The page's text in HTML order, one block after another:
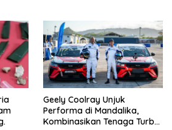
Geely Coolray Unjuk
Performa di Mandalika,
Kombinasikan Tenaga Turbo